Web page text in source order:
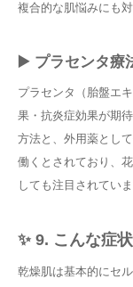
複合的な肌悩みにも
▶️ プラセンタ療
プラセンタ（胎盤エ
果・抗炎症効果が期
方法と、外用薬とし
働くとされており、
しても注目されていま
✨ 9. こんな症
乾燥肌は基本的にセ